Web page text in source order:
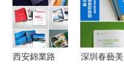
教材-Cui
Xiaowen京
東正版圖書
西安錦業路
深圳春藝美